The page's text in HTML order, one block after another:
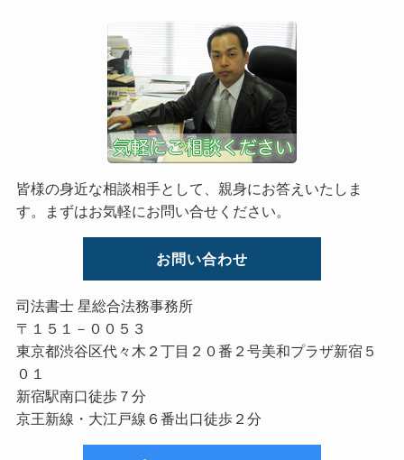
皆様の身近な相談相手として、親身にお答えいたしま
す。まずはお気軽にお問い合せください。
お問い合わせ
司法書士 星総合法務事務所
〒１５１－００５３
東京都渋谷区代々木２丁目２０番２号美和プラザ新宿５
０１
新宿駅南口徒歩７分
京王新線・大江戸線６番出口徒歩２分